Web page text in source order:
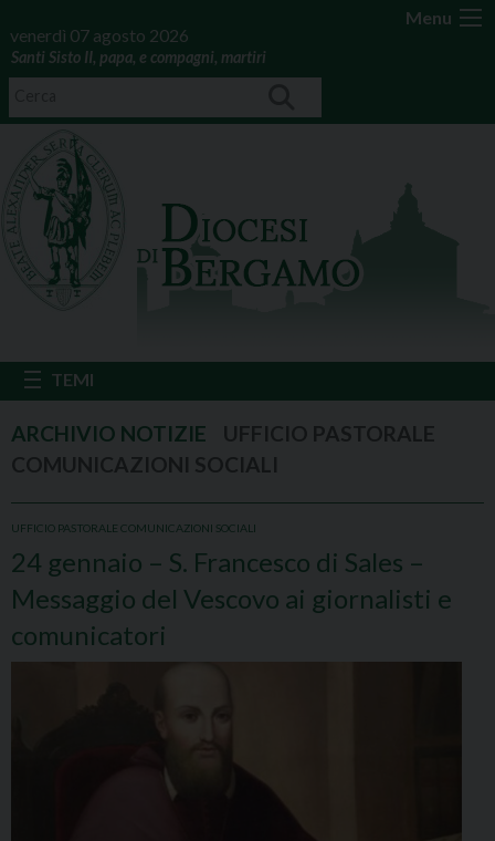
Menu
venerdì 07 agosto 2026
Santi Sisto II, papa, e compagni, martiri
UFFICIO PASTORALE COMUNICAZIONI SOCIALI
24 gennaio – S. Francesco di Sales –
Messaggio del Vescovo ai giornalisti e
comunicatori